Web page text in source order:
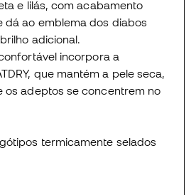
e lilás, com acabamento
dá ao emblema dos diabos
adicional.
incorpora a
que mantém a pele seca,
os adeptos se concentrem no
termicamente selados